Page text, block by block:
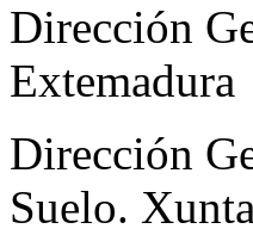
Dirección
Extemadura
Dirección
Suelo.